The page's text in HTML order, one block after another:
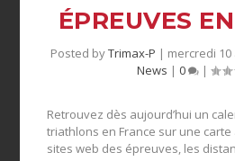
ÉPREUVES
Posted byTrimax-P | mercredi 10
News | 0 |
Retrouvez dès aujourd’hui un
triathlons en France sur une
sites web des épreuves, les